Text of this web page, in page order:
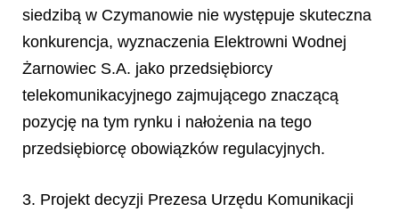
siedzibą w Czymanowie nie występuje skuteczna
konkurencja, wyznaczenia Elektrowni Wodnej
Żarnowiec S.A. jako przedsiębiorcy
telekomunikacyjnego zajmującego znaczącą
pozycję na tym rynku i nałożenia na tego
przedsiębiorcę obowiązków regulacyjnych.
3. Projekt decyzji Prezesa Urzędu Komunikacji